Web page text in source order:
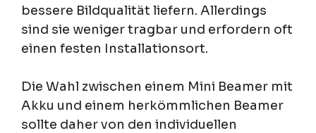
bessere Bildqualität liefern. Allerdings
sind sie weniger tragbar und erfordern oft
einen festen Installationsort.
Die Wahl zwischen einem Mini Beamer mit
Akku und einem herkömmlichen Beamer
sollte daher von den individuellen